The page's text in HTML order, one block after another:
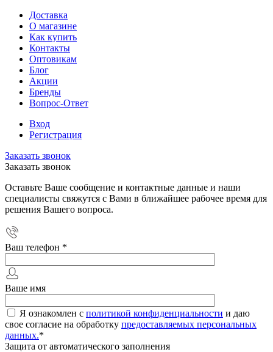
Доставка
О магазине
Как купить
Контакты
Оптовикам
Блог
Акции
Бренды
Вопрос-Ответ
Вход
Регистрация
Заказать звонок
Заказать звонок
Оставьте Ваше сообщение и контактные данные и наши
специалисты свяжутся с Вами в ближайшее рабочее время для
решения Вашего вопроса.
Ваш телефон *
Ваше имя
Я ознакомлен с политикой конфиденциальности и даю
свое согласие на обработку предоставляемых персональных
данных.*
Защита от автоматического заполнения